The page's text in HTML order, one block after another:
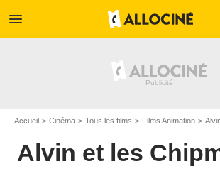
menu
Accueil Cinéma Tous les films Films Animation
Alvin et les